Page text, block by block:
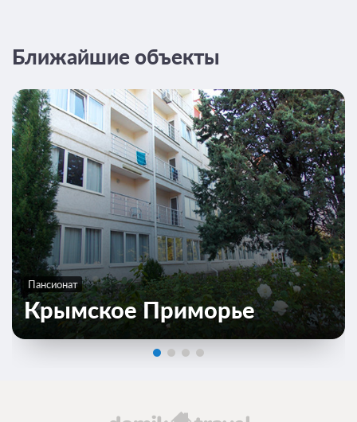
Ближайшие объекты
Пансионат
Крымское Приморье